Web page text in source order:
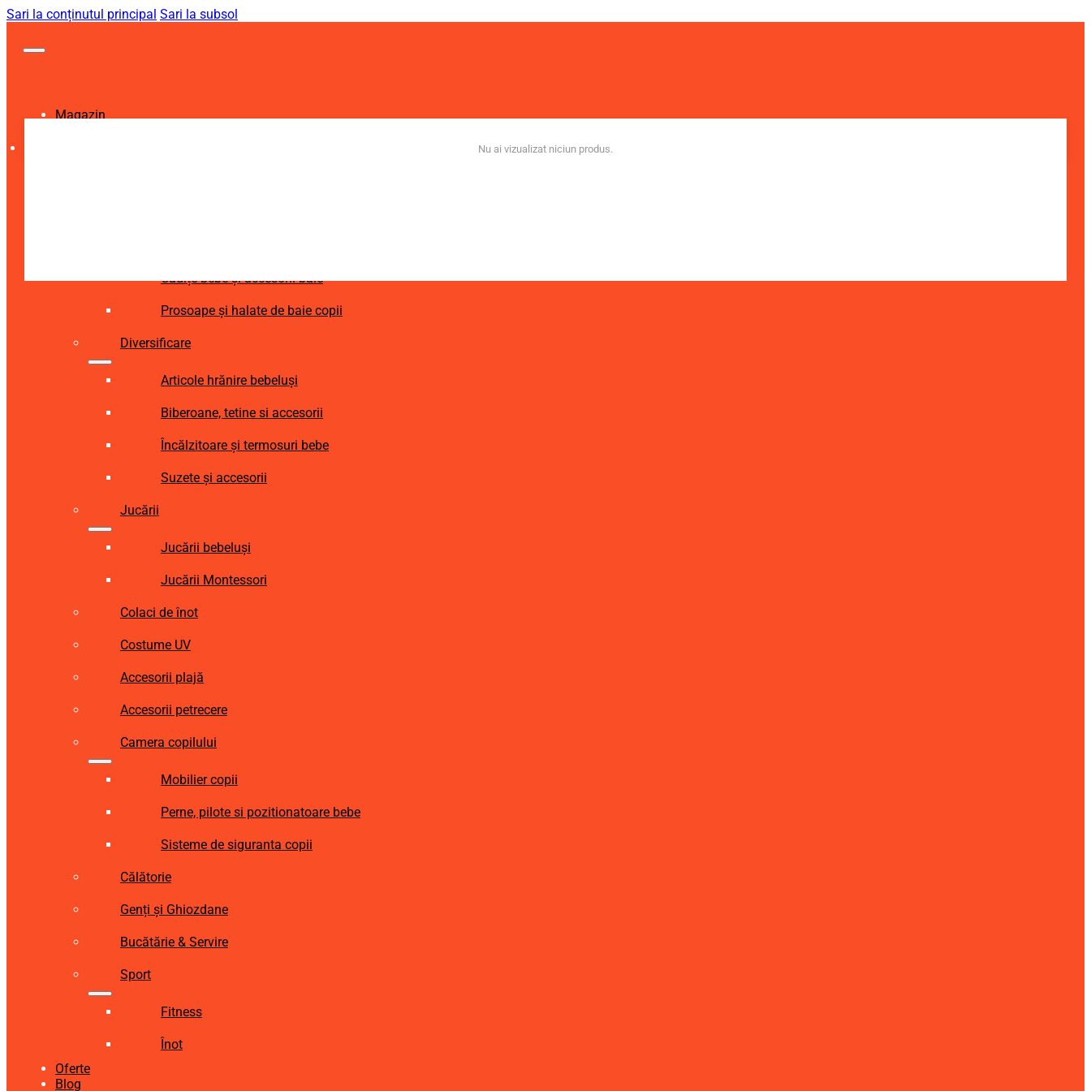
Sari la conținutul principal Sari la subsol
Magazin
Cădițe bebe și accesorii baie
Prosoape și halate de baie copii
Diversificare
Articole hrănire bebeluși
Biberoane, tetine si accesorii
Încălzitoare și termosuri bebe
Suzete și accesorii
Jucării
Jucării bebeluși
Jucării Montessori
Colaci de înot
Costume UV
Accesorii plajă
Accesorii petrecere
Camera copilului
Mobilier copii
Perne, pilote si pozitionatoare bebe
Sisteme de siguranta copii
Călătorie
Genți și Ghiozdane
Bucătărie & Servire
Sport
Fitness
Înot
Oferte
Blog
Nu ai vizualizat niciun produs.